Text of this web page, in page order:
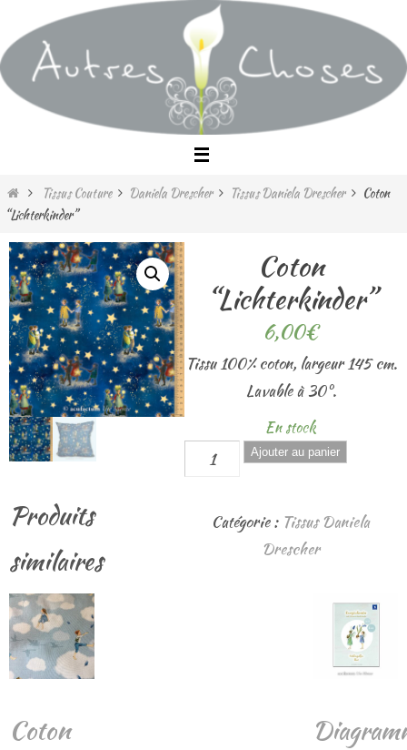
vers
le
contenu
HomeTissus Couture Daniela Drescher Tissus Daniela Drescher
Coton
“Lichterkinder”
Coton
“Lichterkinder”
6,00€
Tissu 100% coton, largeur 145 cm.
Lavable à 30°.
En stock
quantité
de
"Lichterkinder"
Ajouter au panier
Catégorie : Tissus Daniela
Drescher
Produits
similaires
Coton